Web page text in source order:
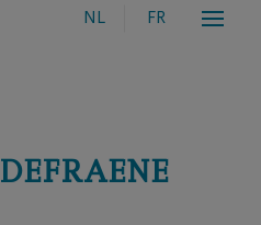
NL FR
DEFRAENE